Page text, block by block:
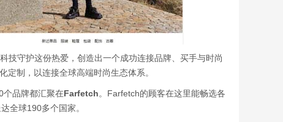
技守护这份热爱，创造出一个成功连接品牌、买手与时尚
制，以连接全球高端时尚生态体系。
个品牌都汇聚在Farfetch。Farfetch的顾客在这里能畅选各
全球190多个国家。